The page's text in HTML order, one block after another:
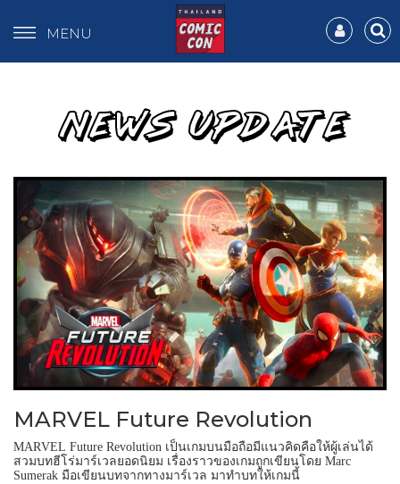
MENU
NEWS UPDATE
MARVEL Future Revolution
MARVEL Future Revolution เป็นเกมบนมือถือมีแนวคิดคือให้ผู้เล่นได้
สวมบทฮีโร่มาร์เวลยอดนิยม เรื่องราวของเกมถูกเขียนโดย Marc
Sumerak มือเขียนบทจากทางมาร์เวล มาทำบทให้เกมนี้